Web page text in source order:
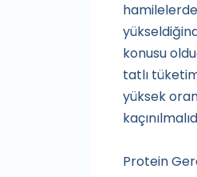
konusu
tatlı
yüksek
Protein